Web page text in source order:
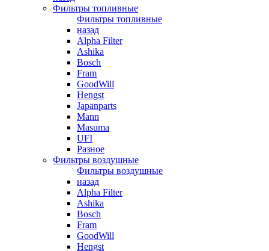
Фильтры топливные
Фильтры топливные
назад
Alpha Filter
Ashika
Bosch
Fram
GoodWill
Hengst
Japanparts
Mann
Masuma
UFI
Разное
Фильтры воздушные
Фильтры воздушные
назад
Alpha Filter
Ashika
Bosch
Fram
GoodWill
Hengst